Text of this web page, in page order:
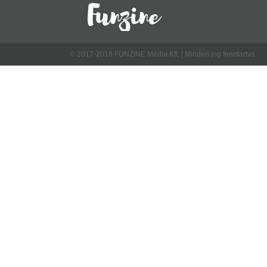
© 2017-2018 FUNZINE Média Kft. | Minden jog fenntartva